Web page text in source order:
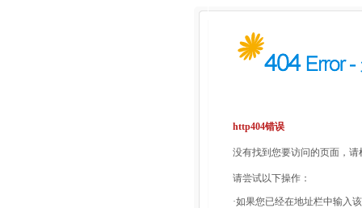
http404错误
没有找到您要访问的页面，
请尝试以下操作：
·如果您已经在地址栏中输入